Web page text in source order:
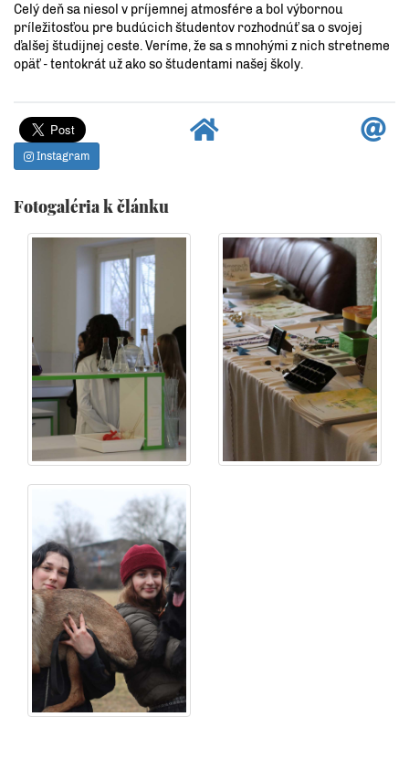
Celý deň sa niesol v príjemnej atmosfére a bol výbornou
príležitosťou pre budúcich študentov rozhodnúť sa o svojej
ďalšej študijnej ceste. Veríme, že sa s mnohými z nich stretneme
opäť - tentokrát už ako so študentami našej školy.
Instagram
Fotogaléria k článku